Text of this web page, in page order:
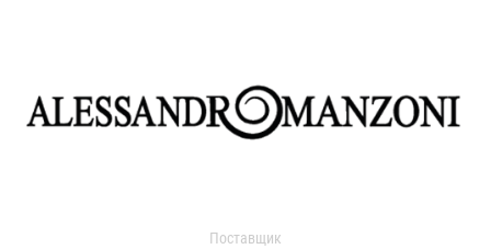
Поставщик